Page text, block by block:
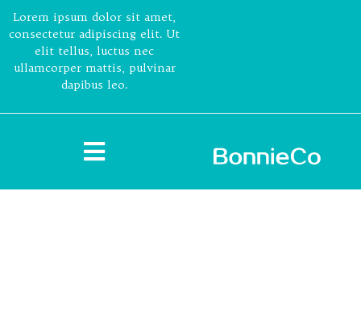
Lorem ipsum dolor sit amet,
consectetur adipiscing elit. Ut
elit tellus, luctus nec
ullamcorper mattis, pulvinar
dapibus leo.